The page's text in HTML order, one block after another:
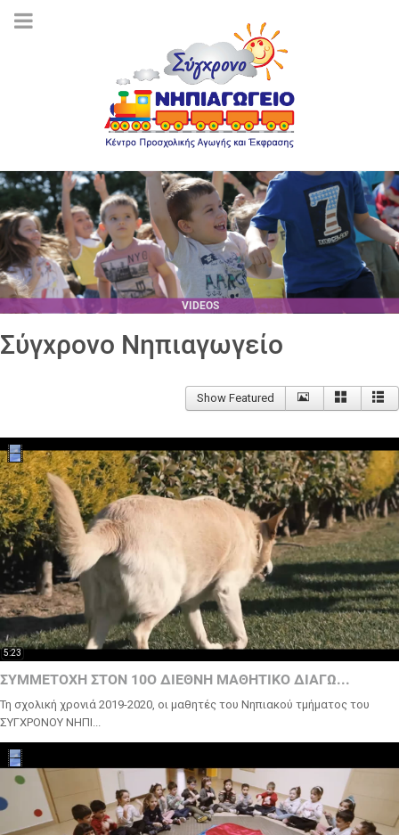
VIDEOS
Σύγχρονο Νηπιαγωγείο
Show Featured
5:23
ΣΥΜΜΕΤΟΧΗ ΣΤΟΝ 10Ο ΔΙΕΘΝΗ ΜΑΘΗΤΙΚΟ ΔΙΑΓΩ...
Τη σχολική χρονιά 2019-2020, οι μαθητές του Νηπιακού τμήματος του
ΣΥΓΧΡΟΝΟΥ ΝΗΠΙ...